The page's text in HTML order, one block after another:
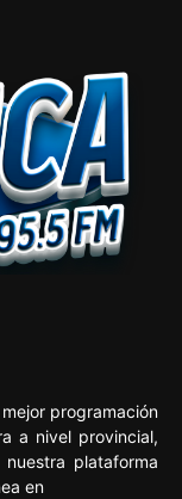
programación
a nivel provincial,
plataforma
en